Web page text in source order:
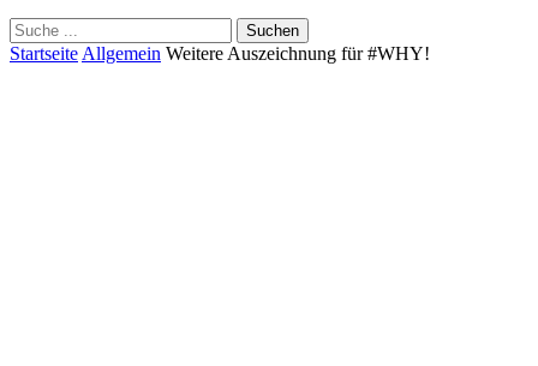
Suche
für:
Schliessen
StartseiteAllgemein Weitere Auszeichnung für #WHY!